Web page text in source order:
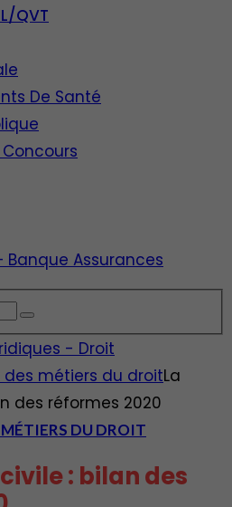
QVT
De Santé
Banque Assurances
- Droit
métiers du droitLa
des réformes 2020
DU DROIT
: bilan des